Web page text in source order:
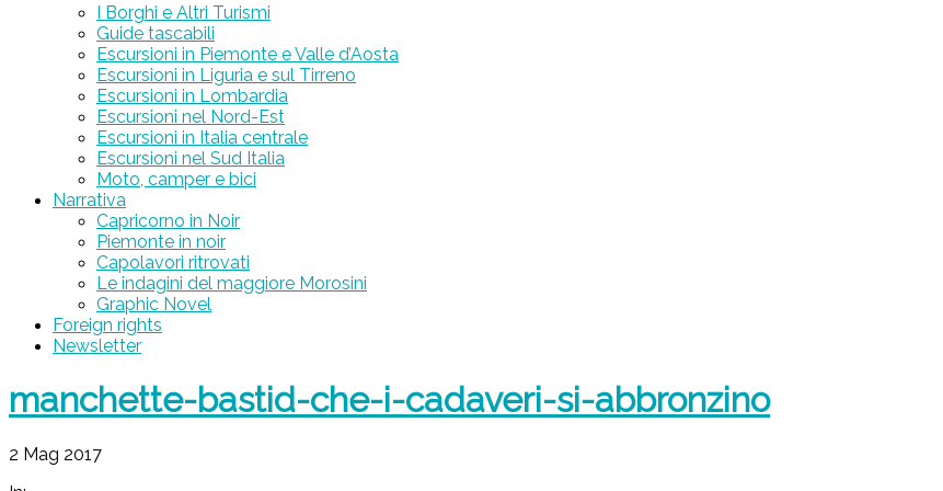
I Borghi e Altri Turismi
Guide tascabili
Escursioni in Piemonte e Valle d’Aosta
Escursioni in Liguria e sul Tirreno
Escursioni in Lombardia
Escursioni nel Nord-Est
Escursioni in Italia centrale
Escursioni nel Sud Italia
Moto, camper e bici
Narrativa
Capricorno in Noir
Piemonte in noir
Capolavori ritrovati
Le indagini del maggiore Morosini
Graphic Novel
Foreign rights
Newsletter
manchette-bastid-che-i-cadaveri-si-abbronzino
2 Mag 2017